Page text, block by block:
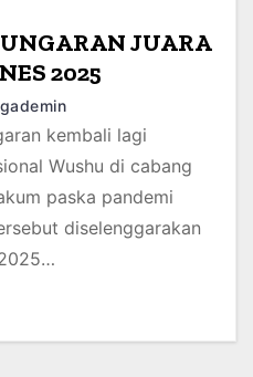
JUARA
2025
kembali lagi
Wushu di cabang
paska pandemi
diselenggarakan